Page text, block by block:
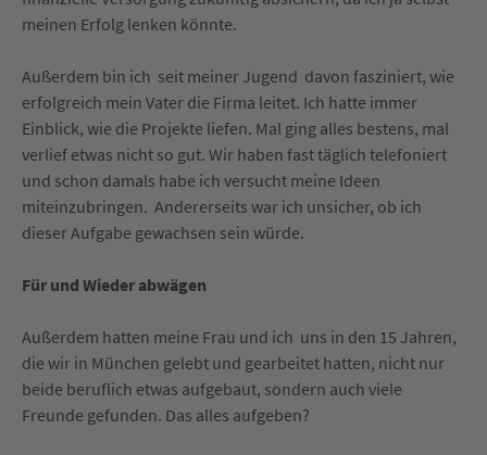
meinen Erfolg lenken könnte.
Außerdem bin ich seit meiner Jugend davon fasziniert, wie
erfolgreich mein Vater die Firma leitet. Ich hatte immer
Einblick, wie die Projekte liefen. Mal ging alles bestens, mal
verlief etwas nicht so gut. Wir haben fast täglich telefoniert
und schon damals habe ich versucht meine Ideen
miteinzubringen. Andererseits war ich unsicher, ob ich
dieser Aufgabe gewachsen sein würde.
Für und Wieder abwägen
Außerdem hatten meine Frau und ich uns in den 15 Jahren,
die wir in München gelebt und gearbeitet hatten, nicht nur
beide beruflich etwas aufgebaut, sondern auch viele
Freunde gefunden. Das alles aufgeben?